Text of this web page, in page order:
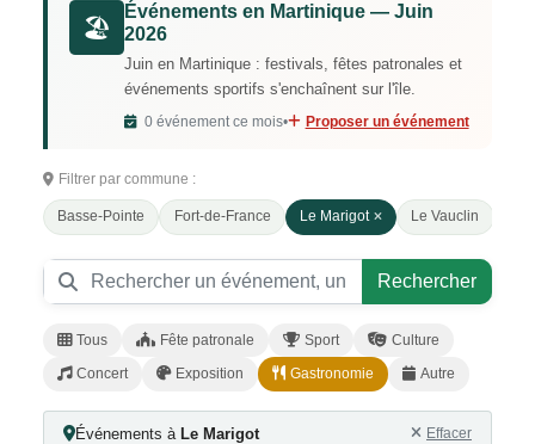
🏖️
Événements en Martinique — Juin
2026
Juin en Martinique : festivals, fêtes patronales et
événements sportifs s'enchaînent sur l'île.
0 événement ce mois• Proposer un événement
Filtrer par commune :
Basse-Pointe Fort-de-France Le Marigot Le Vauclin
Rechercher
Tous Fête patronale Sport Culture
Concert Exposition Gastronomie Autre
Événements à Le Marigot Effacer